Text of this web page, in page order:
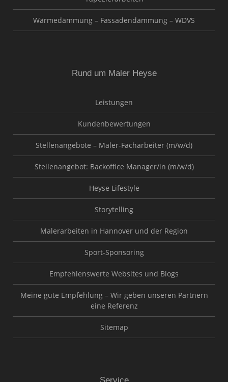
Wärmedämmung – Fassadendämmung – WDVS
Rund um Maler Heyse
Leistungen
Kundenbewertungen
Stellenangebote – Maler-Facharbeiter (m/w/d)
Stellenangebot: Backoffice Manager/in (m/w/d)
Heyse Lifestyle
Storytelling
Malerarbeiten in Hannover und der Region
Sport-Sponsoring
Empfehlenswerte Websites und Blogs
Meine gute Empfehlung – Wir geben unseren Partnern
eine Referenz
Sitemap